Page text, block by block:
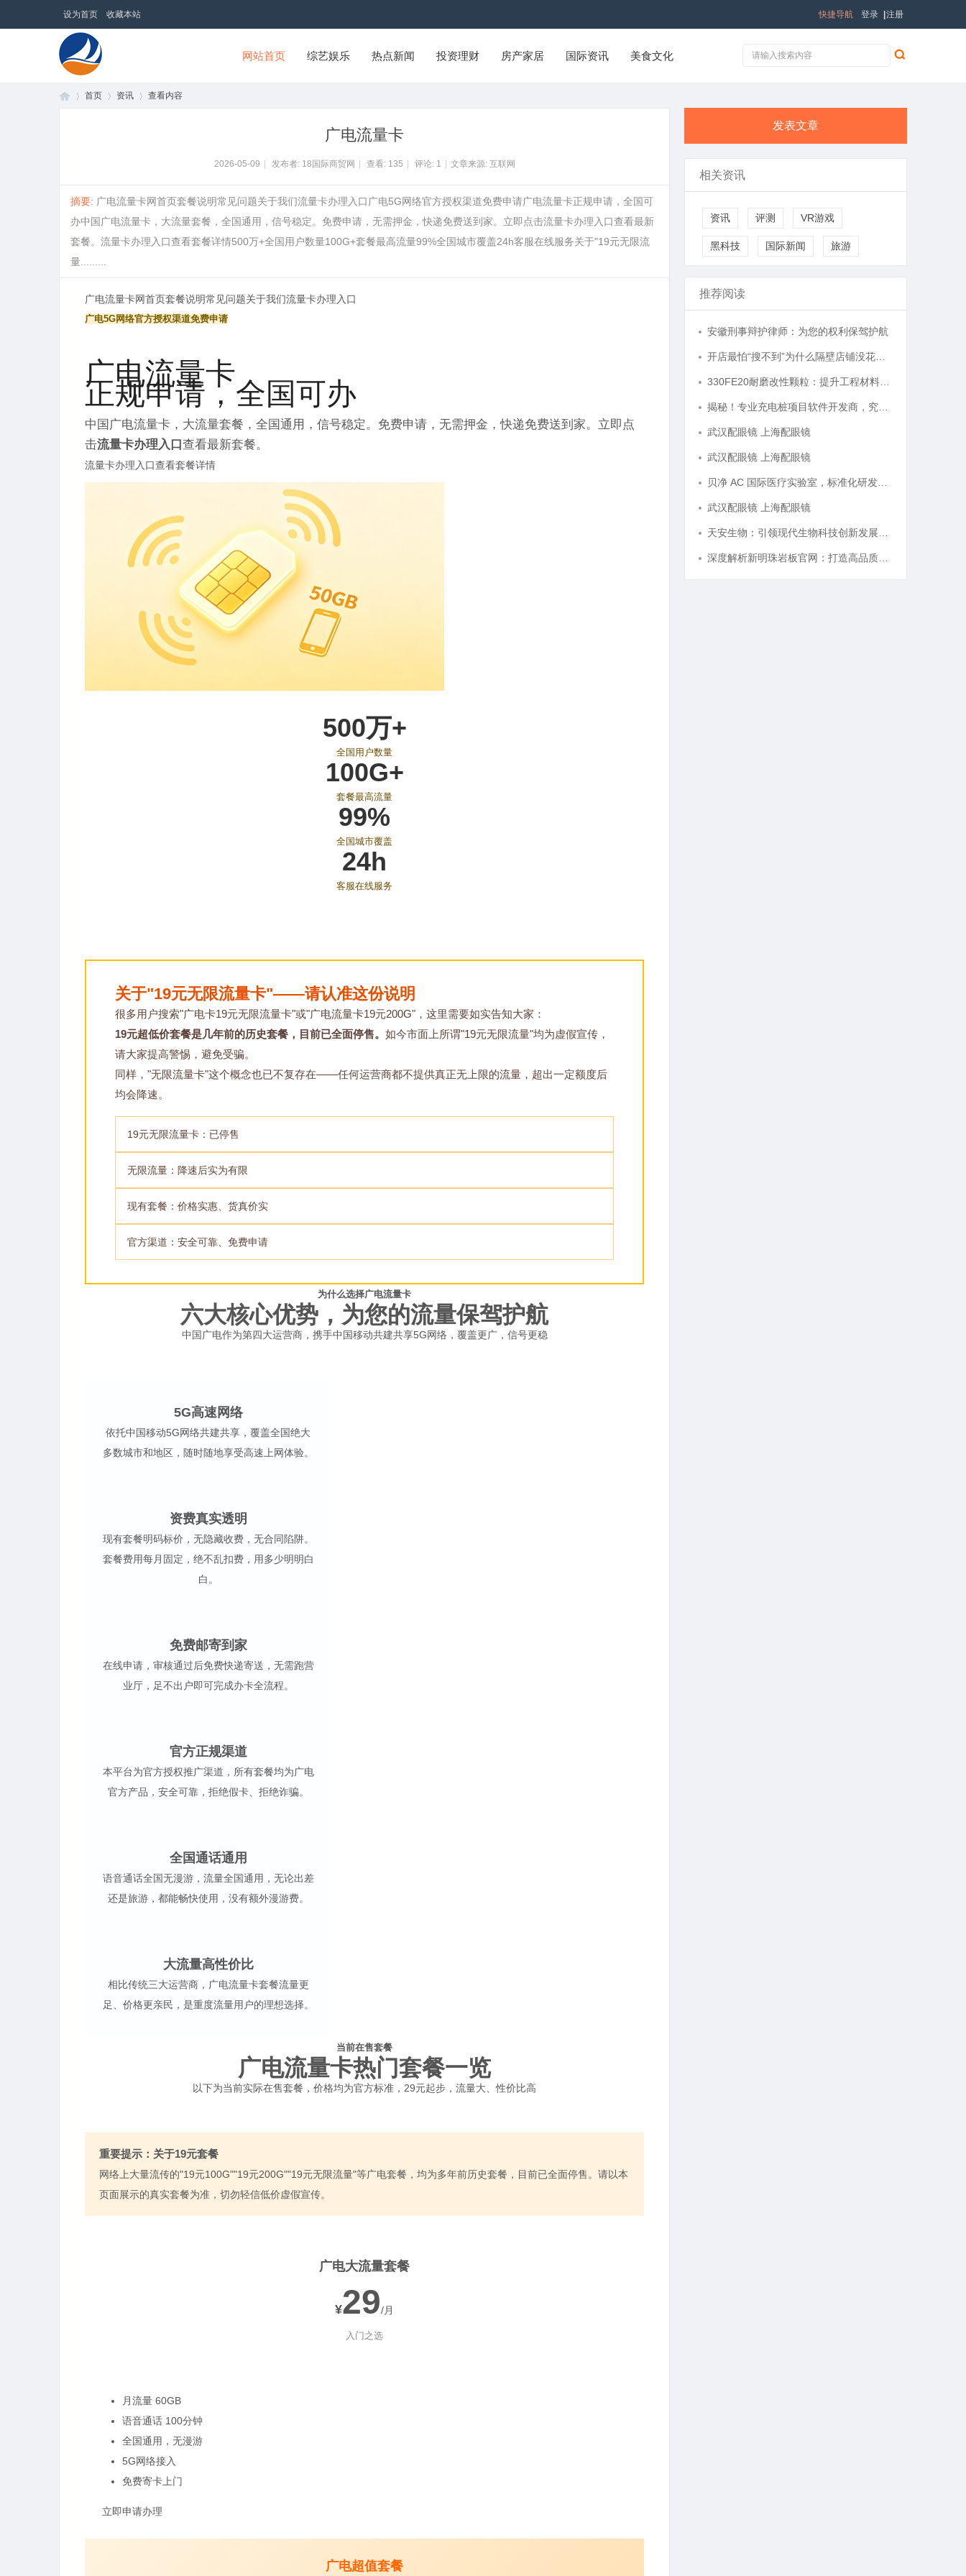
设为首页 收藏本站 登录 注册
快捷导航
18国际商贸网
网站首页 综艺娱乐 热点新闻 投资理财 房产家居 国际资讯 美食文化
首页 资讯 查看内容
广电流量卡
2026-05-09 发布者: 18国际商贸网 查看: 135 评论: 1 文章来源: 互联网
摘要: 广电流量卡网首页套餐说明常见问题关于我们流量卡办理入口广电5G网络官方授权渠道免费申请广电流量卡正规申请，全国可
办中国广电流量卡，大流量套餐，全国通用，信号稳定。免费申请，无需押金，快递免费送到家。立即点击流量卡办理入口查看最新
套餐。流量卡办理入口查看套餐详情500万+全国用户数量100G+套餐最高流量99%全国城市覆盖24h客服在线服务关于"19元无限流
量.........
广电流量卡网首页套餐说明常见问题关于我们流量卡办理入口
广电5G网络官方授权渠道免费申请
广电流量卡
正规申请 ，全国可办
中国广电流量卡，大流量套餐，全国通用，信号稳定。免费申请，无需押金，快递免费送到家。立即点
击流量卡办理入口查看最新套餐。
流量卡办理入口查看套餐详情
500万+
全国用户数量
100G+
套餐最高流量
99%
全国城市覆盖
24h
客服在线服务
关于"19元无限流量卡"——请认准这份说明
很多用户搜索"广电卡19元无限流量卡"或"广电流量卡19元200G"，这里需要如实告知大家：
19元超低价套餐是几年前的历史套餐，目前已全面停售。 如今市面上所谓"19元无限流量"均为虚假宣传，
请大家提高警惕，避免受骗。
同样，"无限流量卡"这个概念也已不复存在——任何运营商都不提供真正无上限的流量，超出一定额度后
均会降速。
19元无限流量卡：已停售
无限流量：降速后实为有限
现有套餐：价格实惠、货真价实
官方渠道：安全可靠、免费申请
为什么选择广电流量卡
六大核心优势，为您的流量保驾护航
中国广电作为第四大运营商，携手中国移动共建共享5G网络，覆盖更广，信号更稳
5G高速网络
依托中国移动5G网络共建共享，覆盖全国绝大
多数城市和地区，随时随地享受高速上网体验。
资费真实透明
现有套餐明码标价，无隐藏收费，无合同陷阱。
套餐费用每月固定，绝不乱扣费，用多少明明白
白。
免费邮寄到家
在线申请，审核通过后免费快递寄送，无需跑营
业厅，足不出户即可完成办卡全流程。
官方正规渠道
本平台为官方授权推广渠道，所有套餐均为广电
官方产品，安全可靠，拒绝假卡、拒绝诈骗。
全国通话通用
语音通话全国无漫游，流量全国通用，无论出差
还是旅游，都能畅快使用，没有额外漫游费。
大流量高性价比
相比传统三大运营商，广电流量卡套餐流量更
足、价格更亲民，是重度流量用户的理想选择。
当前在售套餐
广电流量卡热门套餐一览
以下为当前实际在售套餐，价格均为官方标准，29元起步，流量大、性价比高
重要提示：关于19元套餐
网络上大量流传的"19元100G""19元200G""19元无限流量"等广电套餐，均为多年前历史套餐，目前已全面停售。请以本
页面展示的真实套餐为准，切勿轻信低价虚假宣传。
广电大流量套餐
¥29/月
入门之选
月流量 60GB
语音通话 100分钟
全国通用，无漫游
5G网络接入
免费寄卡上门
立即申请办理
广电超值套餐
发表文章
相关资讯
资讯 评测 VR游戏
黑科技 国际新闻 旅游
推荐阅读
安徽刑事辩护律师：为您的权利保驾护航
武汉配眼镜 上海配眼镜
武汉配眼镜 上海配眼镜
武汉配眼镜 上海配眼镜